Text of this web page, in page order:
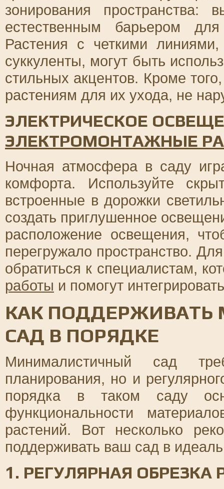
зонирования пространства:
естественным барьером
Растения с четкими
суккуленты, могут быть
стильных акцентов. Кроме
растениям для их ухода, не
ЭЛЕКТРИЧЕСКОЕ
ЭЛЕКТРОМОНТАЖНЫЕ
Ночная атмосфера в саду
комфорта. Используйте
встроенные в дорожки
создать приглушенное
расположение освещения,
перегружало пространство.
обратиться к специалистам,
работы и помогут
КАК
САД В ПОРЯДКЕ
Минималистичный сад
планирования, но и
порядка в таком саду
функциональности
растений. Вот несколько
поддерживать ваш сад в
1. РЕГУЛЯРНАЯ ОБРЕЗКА